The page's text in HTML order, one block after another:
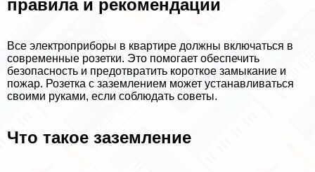
правила и рекомендации
Все электроприборы в квартире должны включаться в
современные розетки. Это помогает обеспечить
безопасность и предотвратить короткое замыкание и
пожар. Розетка с заземлением может устанавливаться
своими руками, если соблюдать советы.
Что такое заземление